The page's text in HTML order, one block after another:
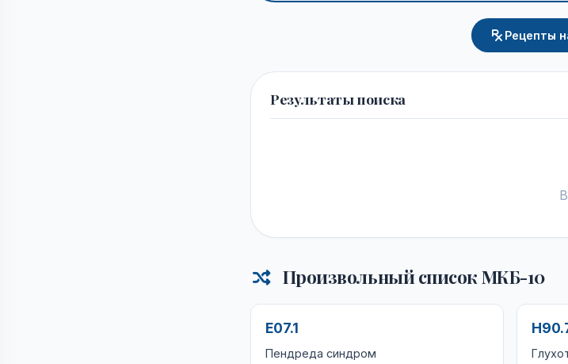
Рецепты
Результаты поиска
Произвольный список МКБ-10
E07.1
Пендреда синдром